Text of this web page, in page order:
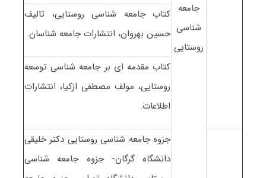
جامعه
شناسی
روستایی
کتاب جامعه شناسی روستایی، تالیف
حسین بهروان، انتشارات جامعه شناسان.
کتاب مقدمه ای بر جامعه شناسی توسعه
روستایی، مولف مصطفی ازکیا، انتشارات
اطلاعات.
جزوه جامعه شناسی روستایی دکتر خلیقی
دانشگاه گرگان- جزوه جامعه شناسی